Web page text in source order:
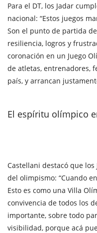
Para el DT, los Jadar
nacional: “Estos juegos
Son el punto de partida
resiliencia, logros y
coronación en un Juego
de atletas, entrenadores,
país, y arrancan
El espíritu olímpico
Castellani destacó que
del olimpismo: “Cuando
Esto es como una Villa
convivencia de todos los
importante, sobre todo
visibilidad, porque acá